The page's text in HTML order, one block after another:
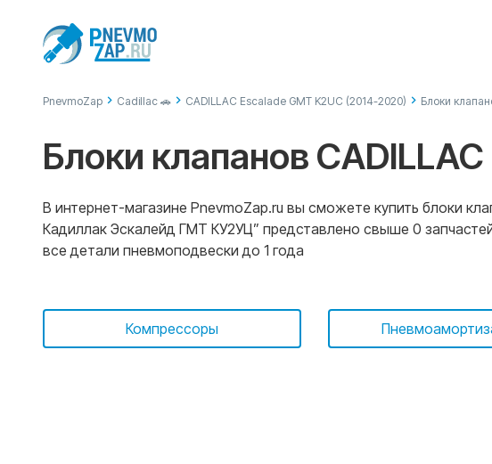
PnevmoZap Cadillac 🚗 CADILLAC Escalade GMT K2UC (2014-2020) Блоки
Блоки клапанов
В интернет-магазине PnevmoZap.ru вы сможете купить блоки
Кадиллак Эскалейд ГМТ КУ2УЦ” представлено свыше 0
все детали пневмоподвески до 1 года
Компрессоры